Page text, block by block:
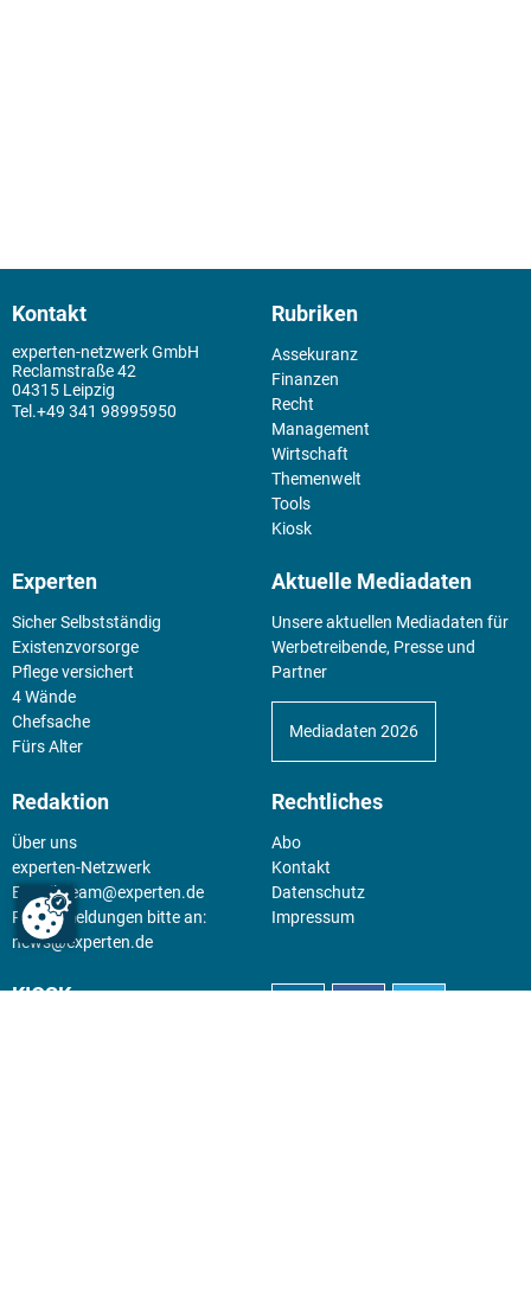
Kontakt
experten-netzwerk GmbH
Reclamstraße 42
04315 Leipzig
+49 341 98995950
Rubriken
Assekuranz
Finanzen
Recht
Management
Wirtschaft
Themenwelt
Tools
Kiosk
Experten
Sicher Selbstständig
Existenz­vorsorge
Pflege versichert
4 Wände
Chefsache
Fürs Alter
Aktuelle Mediadaten
Unsere aktuellen Mediadaten für
Werbetreibende, Presse und
Partner
Mediadaten 2026
Redaktion
Über uns
experten-Netzwerk
E-Mail:team@experten.de
Pressemeldungen bitte an:
news@experten.de
Rechtliches
Abo
Kontakt
Datenschutz
Impressum
KIOSK